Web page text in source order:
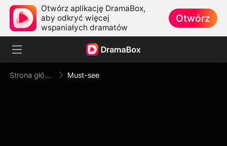
Otwórz aplikację DramaBox,
aby odkryć więcej
wspaniałych dramatów
Otwórz
Strona główna Must-see